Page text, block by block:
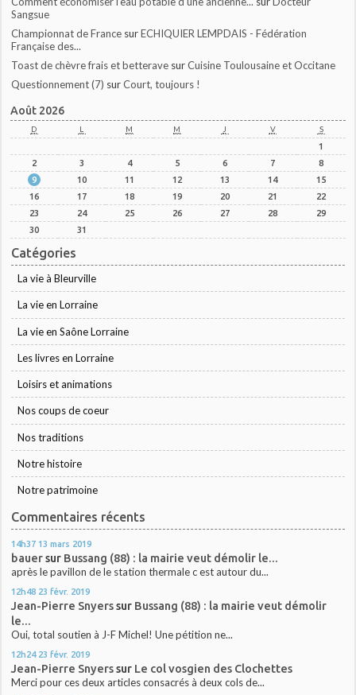
Sangsue
Championnat de France surECHIQUIER LEMPDAIS - Fédération
Française des...
Toast de chèvre frais et betterave surCuisine Toulousaine et Occitane
Questionnement (7) surCourt, toujours !
Août 2026
D L M M J V S
1
2
3 4 5 6 7
8
9
10 11 12 13 14
15
16
17 18 19 20 21
22
23
24 25 26 27 28
29
30
31
Catégories
La vie à Bleurville
La vie en Lorraine
La vie en Saône Lorraine
Les livres en Lorraine
Loisirs et animations
Nos coups de coeur
Nos traditions
Notre histoire
Notre patrimoine
Commentaires récents
14h37 13 mars 2019
bauersur Bussang (88) : la mairie veut démolir le...
après le pavillon de le station thermale c est autour du...
12h48 23 févr. 2019
Jean-Pierre Snyerssur Bussang (88) : la mairie veut démolir
le...
Oui, total soutien à J-F Michel! Une pétition ne...
12h24 23 févr. 2019
Jean-Pierre Snyerssur Le col vosgien des Clochettes
Merci pour ces deux articles consacrés à deux cols de...